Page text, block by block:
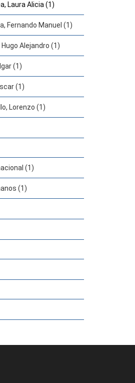
Laura Alicia (1)
Fernando Manuel (1)
Alejandro (1)
(1)
(1)
Lorenzo (1)
(1)
(1)